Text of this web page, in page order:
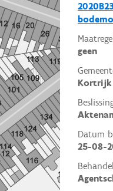
geen
Kortrijk
Datum
25-08-